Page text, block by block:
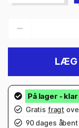
LÆG
Gratis fragt
90 dages